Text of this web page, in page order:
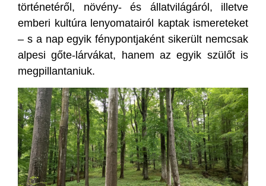
történetéről, növény- és állatvilágáról, illetve
emberi kultúra lenyomatairól kaptak ismereteket
– s a nap egyik fénypontjaként sikerült nemcsak
alpesi gőte-lárvákat, hanem az egyik szülőt is
megpillantaniuk.